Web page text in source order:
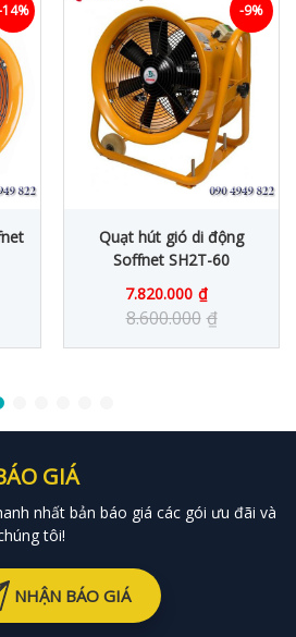
Quạt hút gió di động
Soffnet SH2T-60
7.820.000 ₫
8.600.000 ₫
-9%
GIÁ
nhất bản báo giá các gói ưu đãi và
tôi!
NHẬN BÁO GIÁ